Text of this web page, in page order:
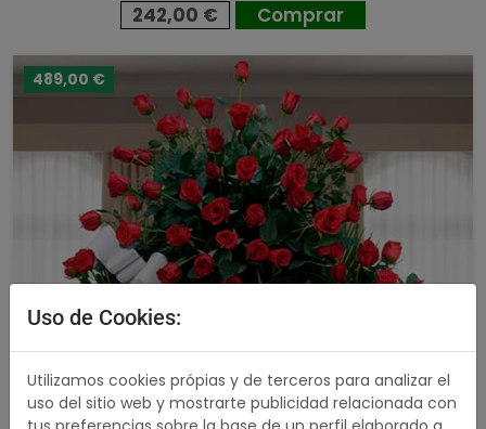
242,00 € Comprar
489,00 €
Uso de Cookies:
Utilizamos cookies própias y de terceros para analizar el
uso del sitio web y mostrarte publicidad relacionada con